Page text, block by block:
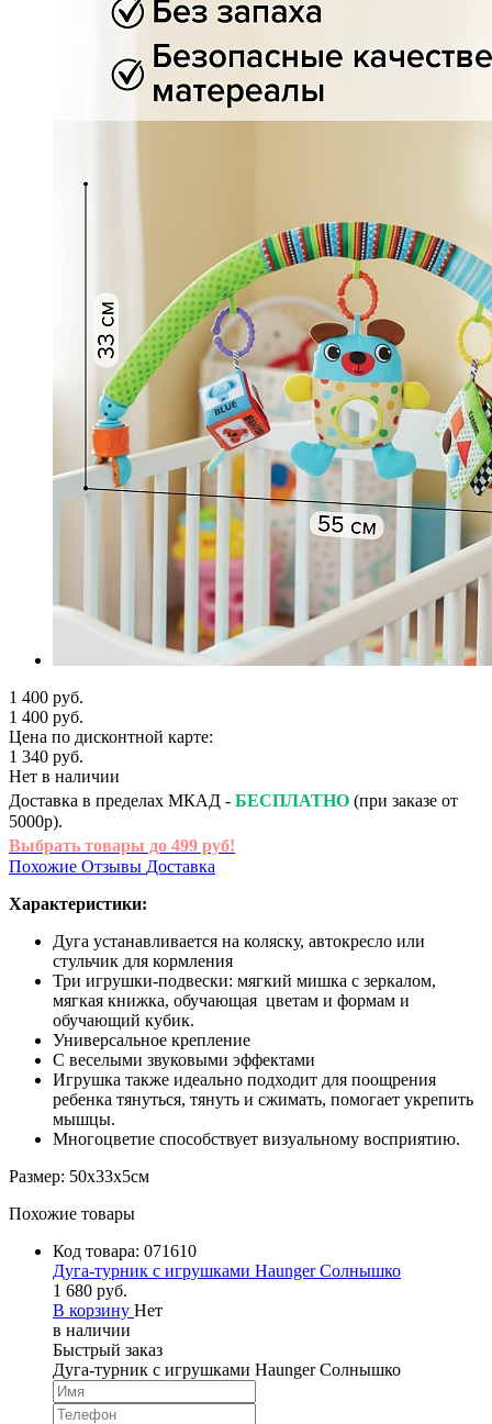
1 400 руб.
1 400 руб.
Цена по дисконтной карте:
1 340 руб.
Нет в наличии
Доставка в пределах МКАД - БЕСПЛАТНО (при заказе от
5000р).
Выбрать товары до 499 руб!
Похожие Отзывы Доставка
Характеристики:
Дуга устанавливается на коляску, автокресло или
стульчик для кормления
Три игрушки-подвески: мягкий мишка с зеркалом,
мягкая книжка, обучающая цветам и формам и
обучающий кубик.
Универсальное крепление
С веселыми звуковыми эффектами
Игрушка также идеально подходит для поощрения
ребенка тянуться, тянуть и сжимать, помогает укрепить
мышцы.
Многоцветие способствует визуальному восприятию.
Размер: 50х33х5см
Похожие товары
Код товара: 071610
Дуга-турник с игрушками Haunger Солнышко
1 680 руб.
В корзину Нет
в наличии
Быстрый заказ
Дуга-турник с игрушками Haunger Солнышко